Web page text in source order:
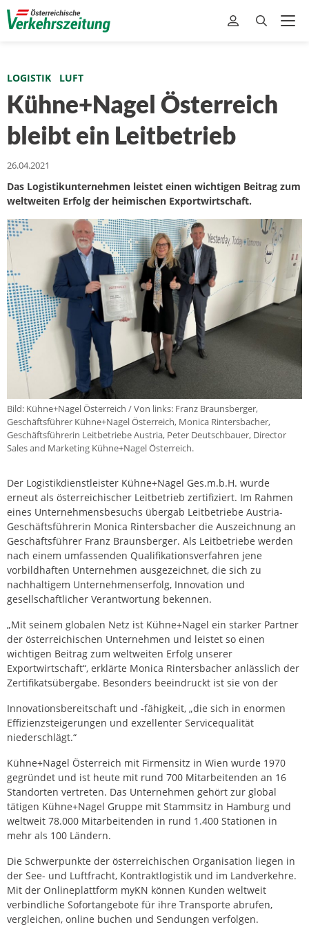
LOGISTIK LUFT
Kühne+Nagel Österreich
bleibt ein Leitbetrieb
26.04.2021
Das Logistikunternehmen leistet einen wichtigen Beitrag zum
weltweiten Erfolg der heimischen Exportwirtschaft.
Bild: Kühne+Nagel Österreich / Von links: Franz Braunsberger,
Geschäftsführer Kühne+Nagel Österreich, Monica Rintersbacher,
Geschäftsführerin Leitbetriebe Austria, Peter Deutschbauer, Director
Sales and Marketing Kühne+Nagel Österreich.
Der Logistikdienstleister Kühne+Nagel Ges.m.b.H. wurde
erneut als österreichischer Leitbetrieb zertifiziert. Im Rahmen
eines Unternehmensbesuchs übergab Leitbetriebe Austria-
Geschäftsführerin Monica Rintersbacher die Auszeichnung an
Geschäftsführer Franz Braunsberger. Als Leitbetriebe werden
nach einem umfassenden Qualifikationsverfahren jene
vorbildhaften Unternehmen ausgezeichnet, die sich zu
nachhaltigem Unternehmenserfolg, Innovation und
gesellschaftlicher Verantwortung bekennen.
„Mit seinem globalen Netz ist Kühne+Nagel ein starker Partner
der österreichischen Unternehmen und leistet so einen
wichtigen Beitrag zum weltweiten Erfolg unserer
Exportwirtschaft“, erklärte Monica Rintersbacher anlässlich der
Zertifikatsübergabe. Besonders beeindruckt ist sie von der
Innovationsbereitschaft und -fähigkeit, „die sich in enormen
Effizienzsteigerungen und exzellenter Servicequalität
niederschlägt.“
Kühne+Nagel Österreich mit Firmensitz in Wien wurde 1970
gegründet und ist heute mit rund 700 Mitarbeitenden an 16
Standorten vertreten. Das Unternehmen gehört zur global
tätigen Kühne+Nagel Gruppe mit Stammsitz in Hamburg und
weltweit 78.000 Mitarbeitenden in rund 1.400 Stationen in
mehr als 100 Ländern.
Die Schwerpunkte der österreichischen Organisation liegen in
der See- und Luftfracht, Kontraktlogistik und im Landverkehre.
Mit der Onlineplattform myKN können Kunden weltweit
verbindliche Sofortangebote für ihre Transporte abrufen,
vergleichen, online buchen und Sendungen verfolgen.